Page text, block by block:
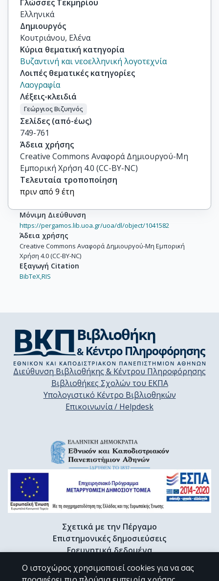
Γλώσσες Τεκμηρίου
Ελληνικά
Δημιουργός
Κουτριάνου, Ελένα
Κύρια θεματική κατηγορία
Βυζαντινή και νεοελληνική λογοτεχνία
Λοιπές θεματικές κατηγορίες
Λαογραφία
Λέξεις-κλειδιά
Γεώργιος Βιζυηνός
Σελίδες (από-έως)
749-761
Άδεια χρήσης
Creative Commons Αναφορά Δημιουργού-Μη
Εμπορική Χρήση 4.0 (CC-BY-NC)
Τελευταία τροποποίηση
πριν από 9 έτη
Μόνιμη Διεύθυνση
https://pergamos.lib.uoa.gr/uoa/dl/object/1041582
Άδεια χρήσης
Creative Commons Αναφορά Δημιουργού-Μη Εμπορική
Χρήση 4.0 (CC-BY-NC)
Εξαγωγή Citation
BibTeX,RIS
Διεύθυνση Βιβλιοθήκης & Κέντρου Πληροφόρησης
Βιβλιοθήκες Σχολών του ΕΚΠΑ
Υπολογιστικό Κέντρο Βιβλιοθηκών
Επικοινωνία / Helpdesk
Σχετικά με την Πέργαμο
Επιστημονικές δημοσιεύσεις
Ερευνητικά δεδομένα
Διδακτορικές διατριβές & Γκρίζα βιβλιογραφία
Προφίλ Ερευνητή
Ο ιστοχώρος χρησιμοποιεί cookies για να σας